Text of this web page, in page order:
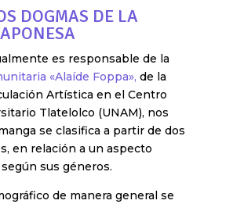
DOGMAS DE LA
es responsable de la
«Alaíde Foppa», de la
Artística en el Centro
Tlatelolco (UNAM), nos
se clasifica a partir de dos
en relación a un aspecto
sus géneros.
de manera general se